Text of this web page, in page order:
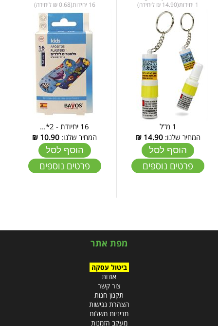
1 יחידות(14.90 ₪ ליחידה)
1 מ"ל
המחיר שלנו:14.90
₪
הוסף לסל
פרטים נוספים
16 יחידות(0.68 ₪ ליחידה)
16 יחיודת - 2*...
המחיר שלנו: 10.90
₪
הוסף לסל
פרטים נוספים
מפת אתר
ביטול עסקה
אודות
צור קשר
תקנון חנות
הצהרת נגישות
מדיניות משלוח
מעקב הזמנות